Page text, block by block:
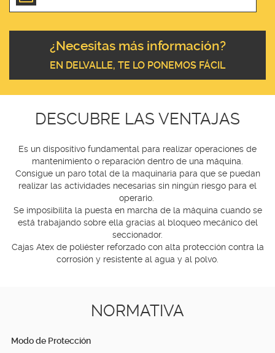
¿Necesitas más información?
EN DELVALLE, TE LO PONEMOS FÁCIL
DESCUBRE LAS VENTAJAS
Es un dispositivo fundamental para realizar operaciones de
mantenimiento o reparación dentro de una máquina.
Consigue un paro total de la maquinaria para que se puedan
realizar las actividades necesarias sin ningún riesgo para el
operario.
Se imposibilita la puesta en marcha de la máquina cuando se
está trabajando sobre ella gracias al bloqueo mecánico del
seccionador.
Cajas Atex de poliéster reforzado con alta protección contra la
corrosión y resistente al agua y al polvo.
NORMATIVA
Modo de Protección